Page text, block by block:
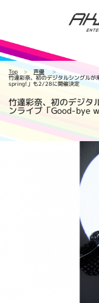
Top 声優
竹達彩奈、初のデジタルシングル
spring!」も2/28に開催決定
竹達彩奈、初のデジタ
ンライブ「Good-bye